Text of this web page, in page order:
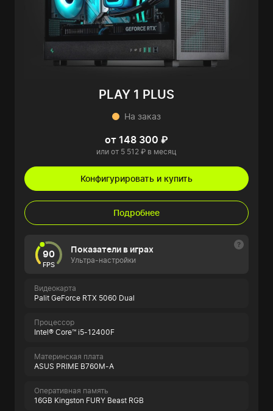
PLAY 1 PLUS
На заказ
от 148 300 ₽
или от 5 512 ₽ в месяц
Конфигурировать и купить
Подробнее
90
FPS
Показатели в играх
Ультра-настройки
Видеокарта
Palit GeForce RTX 5060 Dual
Процессор
Intel® Core™ i5-12400F
Материнская плата
ASUS PRIME B760M-A
Оперативная память
16GB Kingston FURY Beast RGB